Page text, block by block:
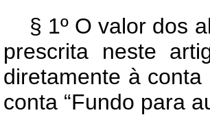
§ 1º O valor dos
prescrita neste
diretamente à conta
conta “Fundo para